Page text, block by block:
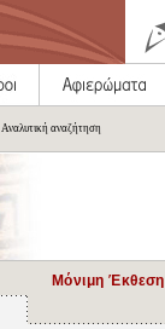
| Αναλυτική αναζήτηση
Μόνιμη